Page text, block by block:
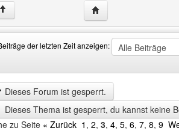
↑ Website dieses
der letzten Zeit anzeigen:
anzeigen
Dieses Forum ist gesperrt.
Dieses Thema ist gesperrt, du kannst keine
zu Seite « Zurück 1 , 2, 3, 4, 5, 6, 7, 8, 9